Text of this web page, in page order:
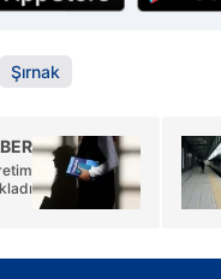
kullanılan çerezlerle
Şırnak